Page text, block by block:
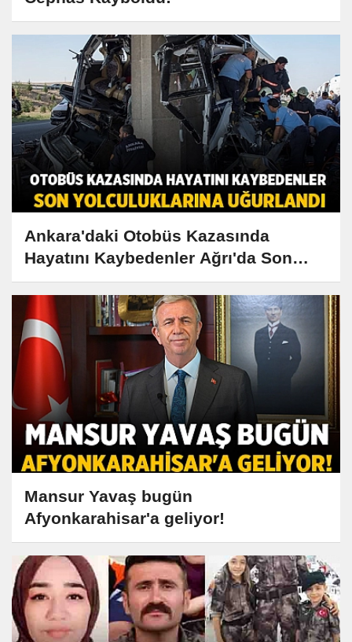
Ankara'daki Otobüs Kazasında
Hayatını Kaybedenler Ağrı'da Son
Yolculuklarına Uğurlandı
Mansur Yavaş bugün
Afyonkarahisar'a geliyor!